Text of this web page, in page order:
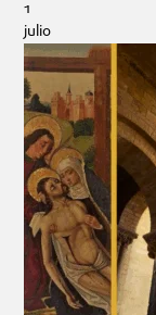
1
julio